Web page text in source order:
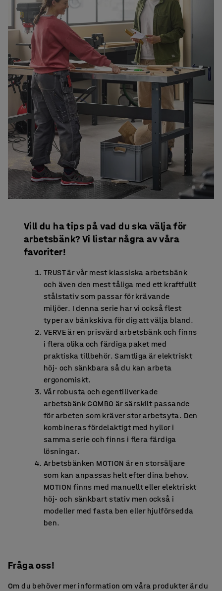
Vill du ha tips på vad du ska välja för
arbetsbänk? Vi listar några av våra
favoriter!
TRUST är vår mest klassiska arbetsbänk
och även den mest tåliga med ett kraftfullt
stålstativ som passar för krävande
miljöer. I denna serie har vi också flest
typer av bänkskiva för dig att välja bland.
VERVE är en prisvärd arbetsbänk och finns
i flera olika och färdiga paket med
praktiska tillbehör. Samtliga är elektriskt
höj- och sänkbara så du kan arbeta
ergonomiskt.
Vår robusta och egentillverkade
arbetsbänk COMBO är särskilt passande
för arbeten som kräver stor arbetsyta. Den
kombineras fördelaktigt med hyllor i
samma serie och finns i flera färdiga
lösningar.
Arbetsbänken MOTION är en storsäljare
som kan anpassas helt efter dina behov.
MOTION finns med manuellt eller elektriskt
höj- och sänkbart stativ men också i
modeller med fasta ben eller hjulförsedda
ben.
Fråga oss!
Om du behöver mer information om våra produkter är du